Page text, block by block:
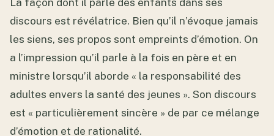
La façon dont il parle des enfants dans ses
discours est révélatrice. Bien qu’il n’évoque jamais
les siens, ses propos sont empreints d’émotion. On
a l’impression qu’il parle à la fois en père et en
ministre lorsqu’il aborde « la responsabilité des
adultes envers la santé des jeunes ». Son discours
est « particulièrement sincère » de par ce mélange
d’émotion et de rationalité.